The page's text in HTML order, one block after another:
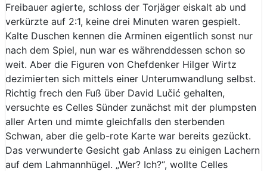
Freibauer agierte, schloss der Torjäger eiskalt ab und
verkürzte auf 2:1, keine drei Minuten waren gespielt.
Kalte Duschen kennen die Arminen eigentlich sonst nur
nach dem Spiel, nun war es währenddessen schon so
weit. Aber die Figuren von Chefdenker Hilger Wirtz
dezimierten sich mittels einer Unterumwandlung selbst.
Richtig frech den Fuß über David Lučić gehalten,
versuchte es Celles Sünder zunächst mit der plumpsten
aller Arten und mimte gleichfalls den sterbenden
Schwan, aber die gelb-rote Karte war bereits gezückt.
Das verwunderte Gesicht gab Anlass zu einigen Lachern
auf dem Lahmannhügel. „Wer? Ich?“, wollte Celles